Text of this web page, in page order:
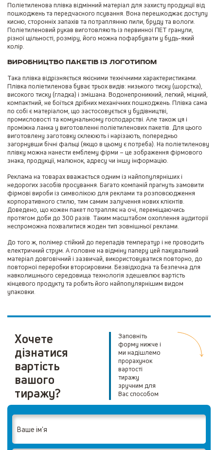
Поліетиленова плівка відмінний матеріал для захисту продукції від
пошкоджень та передчасного псування. Вона перешкоджає доступу
кисню, сторонніх запахів та потраплянню пили, бруду та вологи.
Поліетиленовий рукав виготовляють із первинної ПЕТ гранули,
різної щільності, розміру, його можна пофарбувати у будь-який
колір.
Виробництво пакетів із логотипом
Така плівка відрізняється якісними технічними характеристиками.
Плівка поліетиленова буває трьох видів: низького тиску (шорстка),
високого тиску (гладка) і змішана. Водонепроникний, легкий, міцний,
компактний, не боїться дрібних механічних пошкоджень. Плівка сама
по собі є матеріалом, що застосовується у будівництві,
промисловості та комунальному господарстві. Але також ця і
проміжна ланка у виготовленні поліетиленових пакетів. Для цього
виготовлену заготовку склеюють і нарізають, попередньо
загорнувши бічні фальці (якщо в цьому є потреба). На поліетиленову
плівку можна нанести емблему фірми – це зображення фірмового
знака, продукції, малюнок, адресу чи іншу інформацію.
Реклама на товарах вважається одним із найпопулярніших і
недорогих засобів просування. Багато компаній прагнуть замовити
фірмові вироби із символікою для реклами та розповсюдження
корпоративного стилю, тим самим залучення нових клієнтів.
Доведено, що кожен пакет потрапляє на очі, переміщаючись
протягом доби до 300 разів. Таким масштабом охоплення аудиторії
неспроможна похвалитися жоден тип зовнішньої реклами.
До того ж, полімер стійкий до перепадів температур і не проводить
електричний струм. А головне на відміну паперу цей пакувальний
матеріал довговічний і зазвичай, використовуватися повторно, до
повторної переробки вторсировини. Безвідходна та безпечна для
навколишнього середовища технологія здешевлює вартість
кінцевого продукту та робить його найпопулярнішим видом
упаковки.
Хочете
дізнатися
вартість
вашого
тиражу?
Заповніть
форму нижче і
ми надішлемо
прорахунок
вартості
тиражу
зручним для
Вас способом